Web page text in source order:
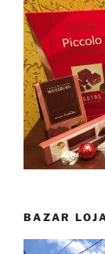
BAZAR